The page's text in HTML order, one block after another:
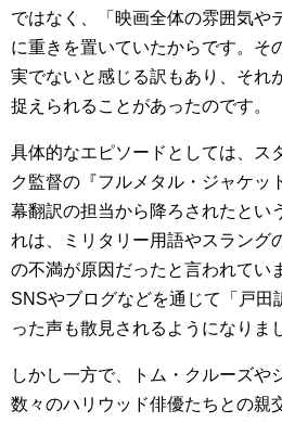
ではなく、「映画全体の雰囲気や
に重きを置いていたからです。そ
実でないと感じる訳もあり、それ
捉えられることがあったのです。
具体的なエピソードとしては、ス
ク監督の『フルメタル・ジャケッ
幕翻訳の担当から降ろされたとい
れは、ミリタリー用語やスラング
の不満が原因だったと言われてい
SNSやブログなどを通じて「戸田
った声も散見されるようになりま
しかし一方で、トム・クルーズや
数々のハリウッド俳優たちとの親